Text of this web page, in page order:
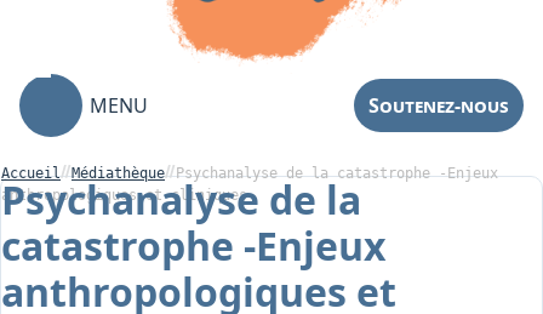
MENU Soutenez-nous
Association
Centre de Soin
Accueil Médiathèque
Psychanalyse de la catastrophe -Enjeux
anthropologiques et cliniques
Psychanalyse de la
catastrophe -Enjeux
anthropologiques et